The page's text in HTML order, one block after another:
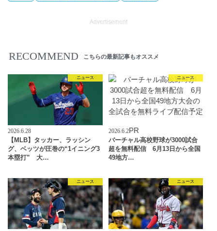
Advertisement
RECOMMEND こちらの最新記事もオススメ
ニュース
2026.6.28
【MLB】タッカー、ラッシン
グ、ベッツが圧巻の“1イニング3
本塁打” 大…
ニュース
2026.6.2PR
バーチャル高校野球が3000試合
超を無料配信 6月13日から全国
49地方…
ニュース ニュース